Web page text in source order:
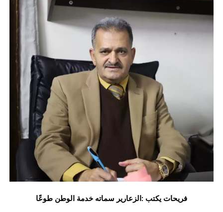
فريحات يكتب :الزعارير سماته خدمة الوطن طوعًا